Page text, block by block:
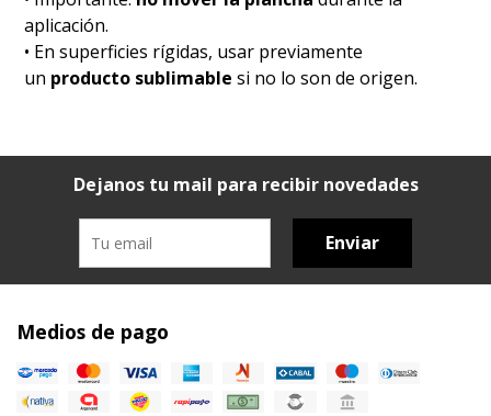
aplicación.
• En superficies rígidas, usar previamente
un producto sublimable si no lo son de origen.
Dejanos tu mail para recibir novedades
Enviar
Medios de pago